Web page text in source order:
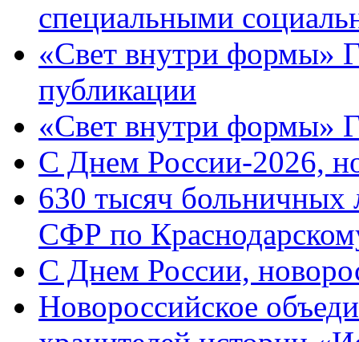
специальными
«Свет внутри формы»
публикации
«Свет внутри формы»
C Днем России-2026,
630 тысяч больничных
СФР по
C Днем России,
Новороссийское